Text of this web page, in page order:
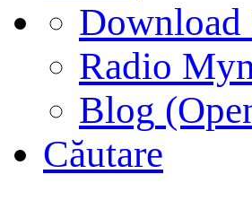
Download
Radio
Blog
Căutare